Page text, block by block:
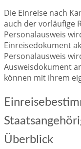
Die Einreise nach
auch der vorläufige
Personalausweis
Einreisedokument
Personalausweis
Ausweisdokument
können mit ihrem
Überblick